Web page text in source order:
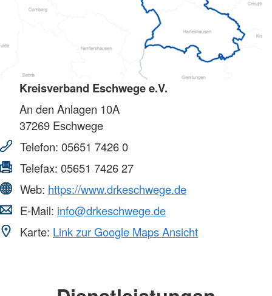
Kreisverband Eschwege e.V.
An den Anlagen 10A
37269 Eschwege
Telefon: 05651 7426 0
Telefax: 05651 7426 27
Web: https://www.drkeschwege.de
E-Mail: info@drkeschwege.de
Karte: Link zur Google Maps Ansicht